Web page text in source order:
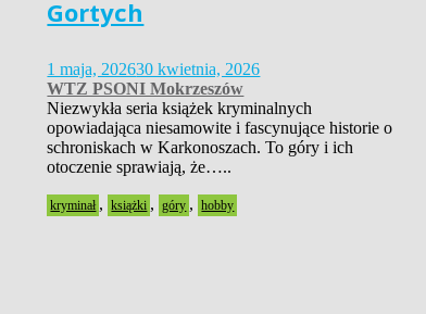
Gortych
1 maja, 202630 kwietnia, 2026
WTZ PSONI Mokrzeszów
Niezwykła seria książek kryminalnych
opowiadająca niesamowite i fascynujące historie o
schroniskach w Karkonoszach. To góry i ich
otoczenie sprawiają, że…..
kryminał , książki , góry , hobby